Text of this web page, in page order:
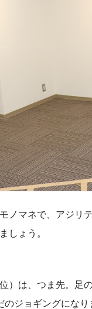
ノマネで、アジリ
しょう。
は、つま先。足の
ジョギングになり